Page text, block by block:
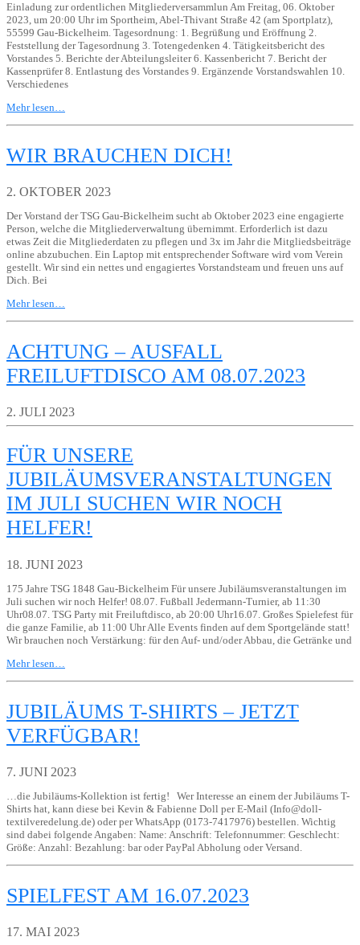
Einladung zur ordentlichen Mitgliederversammlun Am Freitag, 06. Oktober
2023, um 20:00 Uhr im Sportheim, Abel-Thivant Straße 42 (am Sportplatz),
55599 Gau-Bickelheim. Tagesordnung: 1. Begrüßung und Eröffnung 2.
Feststellung der Tagesordnung 3. Totengedenken 4. Tätigkeitsbericht des
Vorstandes 5. Berichte der Abteilungsleiter 6. Kassenbericht 7. Bericht der
Kassenprüfer 8. Entlastung des Vorstandes 9. Ergänzende Vorstandswahlen 10.
Verschiedenes
Mehr lesen…
WIR BRAUCHEN DICH!
2. OKTOBER 2023
Der Vorstand der TSG Gau-Bickelheim sucht ab Oktober 2023 eine engagierte
Person, welche die Mitgliederverwaltung übernimmt. Erforderlich ist dazu
etwas Zeit die Mitgliederdaten zu pflegen und 3x im Jahr die Mitgliedsbeiträge
online abzubuchen. Ein Laptop mit entsprechender Software wird vom Verein
gestellt. Wir sind ein nettes und engagiertes Vorstandsteam und freuen uns auf
Dich. Bei
Mehr lesen…
ACHTUNG – AUSFALL
FREILUFTDISCO AM 08.07.2023
2. JULI 2023
FÜR UNSERE
JUBILÄUMSVERANSTALTUNGEN
IM JULI SUCHEN WIR NOCH
HELFER!
18. JUNI 2023
175 Jahre TSG 1848 Gau-Bickelheim Für unsere Jubiläumsveranstaltungen im
Juli suchen wir noch Helfer! 08.07. Fußball Jedermann-Turnier, ab 11:30
Uhr08.07. TSG Party mit Freiluftdisco, ab 20:00 Uhr16.07. Großes Spielefest für
die ganze Familie, ab 11:00 Uhr Alle Events finden auf dem Sportgelände statt!
Wir brauchen noch Verstärkung: für den Auf- und/oder Abbau, die Getränke und
Mehr lesen…
JUBILÄUMS T-SHIRTS – JETZT
VERFÜGBAR!
7. JUNI 2023
…die Jubiläums-Kollektion ist fertig! Wer Interesse an einem der Jubiläums T-
Shirts hat, kann diese bei Kevin & Fabienne Doll per E-Mail (Info@doll-
textilveredelung.de) oder per WhatsApp (0173-7417976) bestellen. Wichtig
sind dabei folgende Angaben: Name: Anschrift: Telefonnummer: Geschlecht:
Größe: Anzahl: Bezahlung: bar oder PayPal Abholung oder Versand.
SPIELFEST AM 16.07.2023
17. MAI 2023